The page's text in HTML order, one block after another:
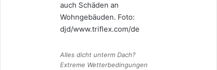
Alles dicht unterm Dach?
Extreme Wetterbedingungen